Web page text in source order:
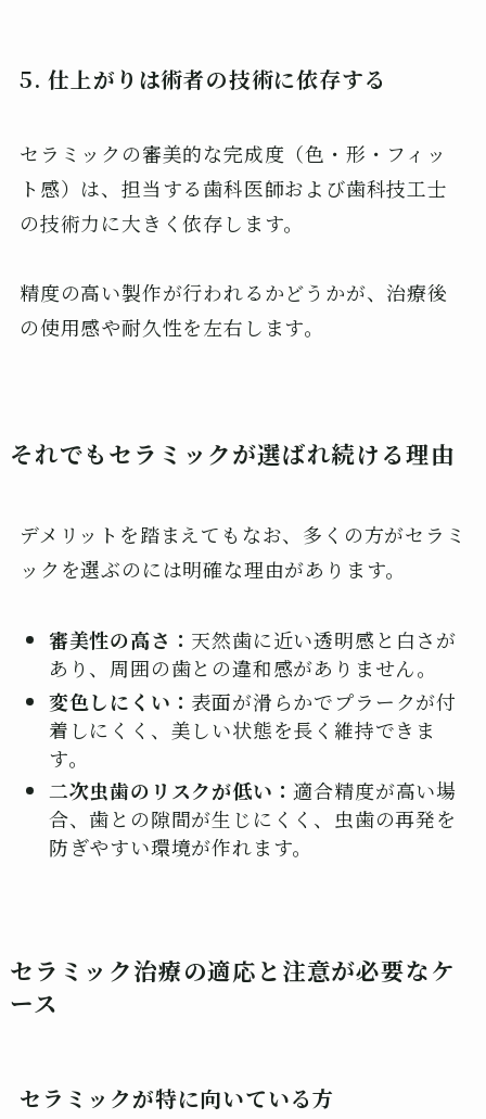
5. 仕上がりは術者の技術に依存する
セラミックの審美的な完成度（色・形・フィッ
ト感）は、担当する歯科医師および歯科技工士
の技術力に大きく依存します。
精度の高い製作が行われるかどうかが、治療後
の使用感や耐久性を左右します。
それでもセラミックが選ばれ続ける理由
デメリットを踏まえてもなお、多くの方がセラミ
ックを選ぶのには明確な理由があります。
審美性の高さ： 天然歯に近い透明感と白さが
あり、周囲の歯との違和感がありません。
変色しにくい： 表面が滑らかでプラークが付
着しにくく、美しい状態を長く維持できま
す。
二次虫歯のリスクが低い：適合精度が高い場
合、歯との隙間が生じにくく、虫歯の再発を
防ぎやすい環境が作れます。
セラミック治療の適応と注意が必要なケ
ース
セラミックが特に向いている方